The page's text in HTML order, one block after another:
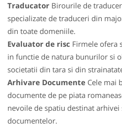
Traducator Birourile de
specializate de traduceri din
din toate domeniile.
Evaluator de risc Firmele ofera
in functie de natura bunurilor si
societatii din tara si din
Arhivare Documente Cele mai
documente de pe piata
nevoile de spatiu destinat arhivei
documentelor.